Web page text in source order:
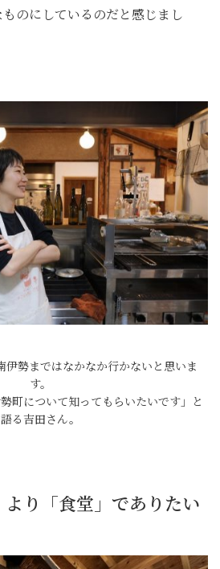
のにしているのだと感じまし
伊勢まではなかなか行かないと思いま
す。
町について知ってもらいたいです」と
語る吉田さん。
より「食堂」でありたい